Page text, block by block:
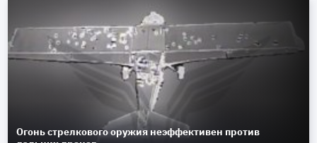
Огонь стрелкового оружия неэффективен против